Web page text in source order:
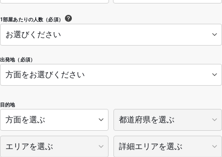
出発地（必須）
1部屋あたりの人数（必須）
目的地